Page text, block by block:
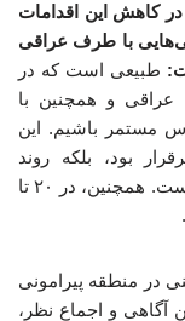
کاهش این اقدامات
با طرف عراقی
طبیعی است که در
عراقی‌ و همچنین با
مستمر باشیم. این
بود، بلکه روند
همکاری‌های دو طرف نیز مفید و مثبت بوده است. همچنین، در ۲۰ تا
در منطقه پیرامونی
آگاهی و اجماع نظر،